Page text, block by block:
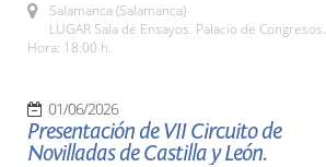
Salamanca (Salamanca)
LUGAR Sala de Ensayos. Palacio de Congresos.
Hora: 18:00 h.
01/06/2026
Presentación de VII Circuito de
Novilladas de Castilla y León.